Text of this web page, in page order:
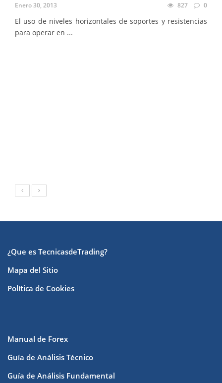
Enero 30, 2013 827 0
El uso de niveles horizontales de soportes y resistencias
para operar en ...
¿Que es TecnicasdeTrading?
Mapa del Sitio
Política de Cookies
Manual de Forex
Guía de Análisis Técnico
Guía de Análisis Fundamental